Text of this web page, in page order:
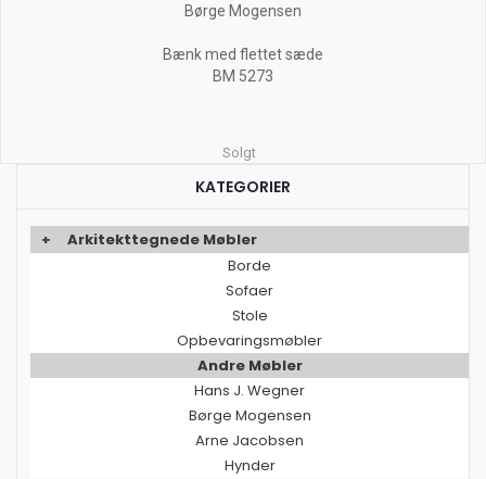
Børge Mogensen
Bænk med flettet sæde
BM 5273
Solgt
KATEGORIER
+
Arkitekttegnede Møbler
Borde
Sofaer
Stole
Opbevaringsmøbler
Andre Møbler
Hans J. Wegner
Børge Mogensen
Arne Jacobsen
Hynder